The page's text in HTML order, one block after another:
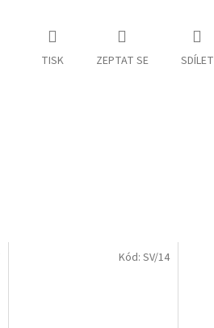
TISK ZEPTAT SE SDÍLET
Kód:SV/14